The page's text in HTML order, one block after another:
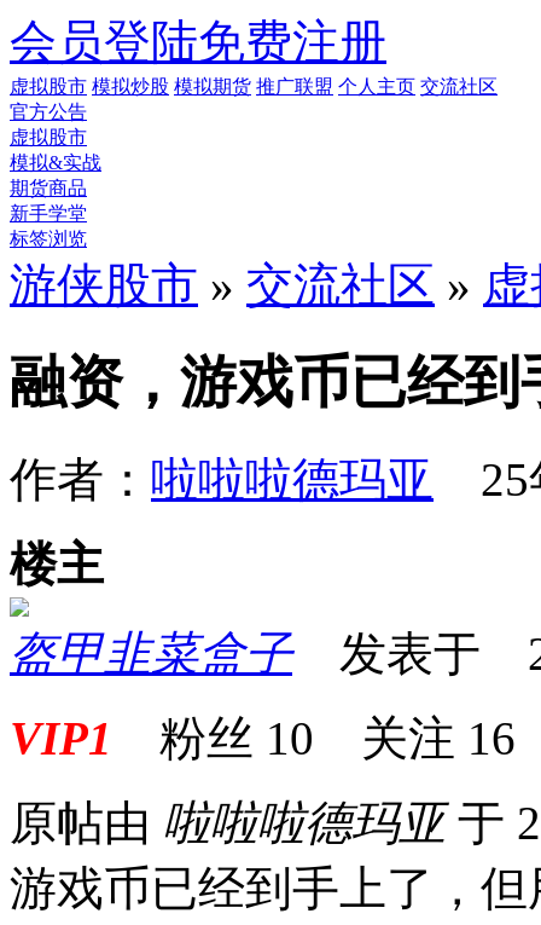
会员登陆免费注册
虚拟股市 模拟炒股 模拟期货 推广联盟 个人主页 交流社区
官方公告
虚拟股市
模拟&实战
期货商品
新手学堂
标签浏览
游侠股市 » 交流社区 »
融资，游戏币已经
作者： 啦啦啦德玛亚 25
楼主
盔甲韭菜盒子发表于
VIP1 粉丝 10 关注 16
原帖由 啦啦啦德玛亚于
游戏币已经到手上了，